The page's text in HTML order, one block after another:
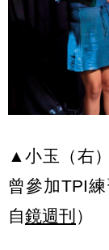
▲小玉（右
曾參加TPI
自鏡週刊 ）